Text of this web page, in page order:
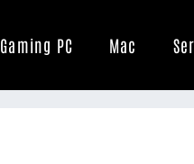
Gaming PC Mac